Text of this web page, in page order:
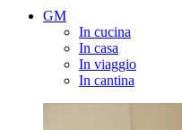
GM
In cucina
In casa
In viaggio
In cantina